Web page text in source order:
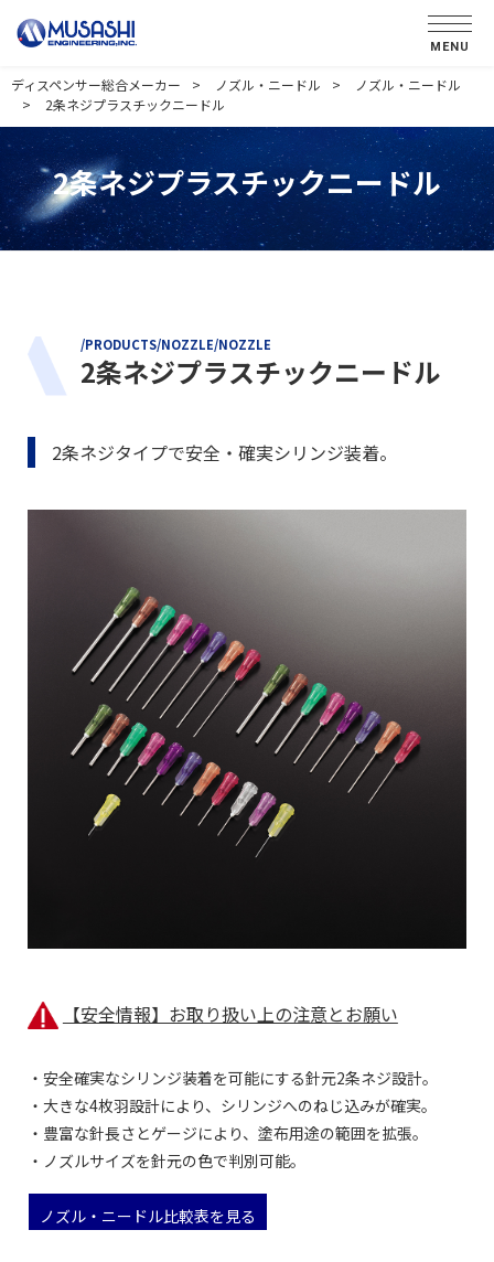
MENU
ディスペンサー総合メーカー ノズル・ニードル
ノズル・ニードル
2条ネジプラスチックニードル
2条ネジプラスチックニードル
/PRODUCTS/NOZZLE/NOZZLE
2条ネジプラスチックニードル
2条ネジタイプで安全・確実シリンジ装着。
【安全情報】お取り扱い上の注意とお願い
・安全確実なシリンジ装着を可能にする針元2条ネジ設計。
・大きな4枚羽設計により、シリンジへのねじ込みが確実。
・豊富な針長さとゲージにより、塗布用途の範囲を拡張。
・ノズルサイズを針元の色で判別可能。
ノズル・ニードル比較表を見る